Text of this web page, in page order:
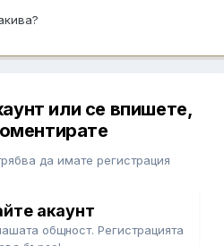
или се впишете,
да имате регистрация
акаунт
общност. Регистрацията